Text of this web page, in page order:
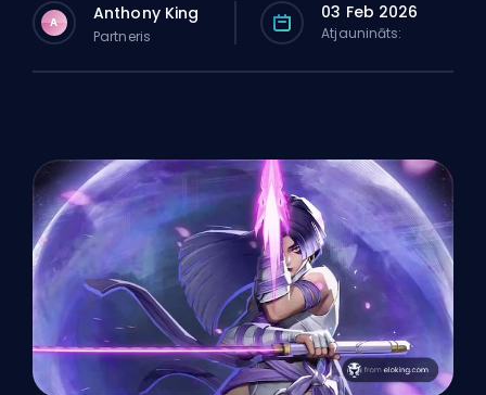
A Anthony King
Partneris
03 Feb 2026
Atjaunināts: